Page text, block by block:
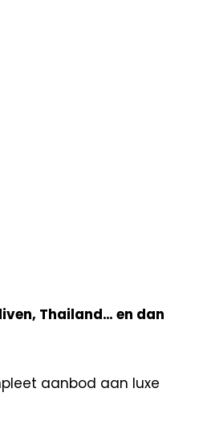
Thailand… en dan
aanbod aan luxe